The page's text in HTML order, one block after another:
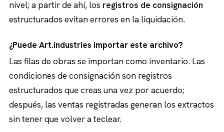
nivel; a partir de ahí, los registros de consignación
estructurados evitan errores en la liquidación.
¿Puede Art.industries importar este archivo?
Las filas de obras se importan como inventario. Las
condiciones de consignación son registros
estructurados que creas una vez por acuerdo;
después, las ventas registradas generan los extractos
sin tener que volver a teclear.